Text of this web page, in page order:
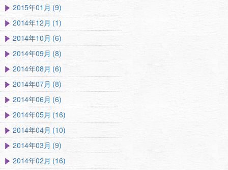
2015年01月 (9)
2014年12月 (1)
2014年10月 (6)
2014年09月 (8)
2014年08月 (6)
2014年07月 (8)
2014年06月 (6)
2014年05月 (16)
2014年04月 (10)
2014年03月 (9)
2014年02月 (16)